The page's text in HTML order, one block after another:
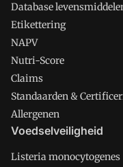
Database
Etikettering
NAPV
Nutri-Score
Claims
Standaarden &
Allergenen
Voedselveiligheid
Listeria monocytogenes